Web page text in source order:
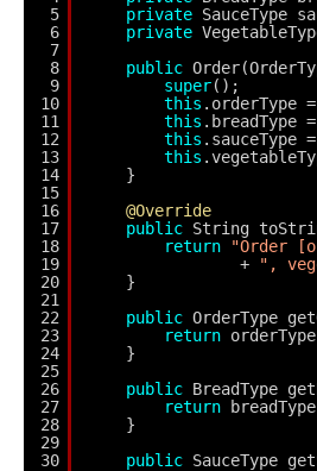
5
6
7
8
9
10
11
12
13
14
15
16
17
18
19
20
21
22
23
24
25
26
27
28
29
30
private SauceType
private
public
super();
this .orderType
this .breadType
this .sauceType
this
}
@Override
public String
return
"Order
+
",
}
public OrderType
return
}
public BreadType
return
}
public SauceType